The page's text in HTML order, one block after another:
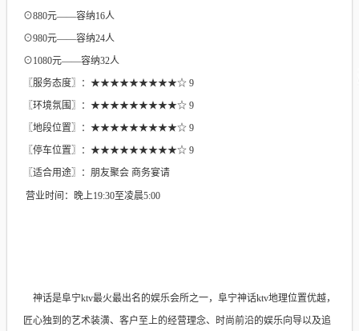
⊙880元——容纳16人
⊙980元——容纳24人
⊙1080元——容纳32人
〖服务态度〗：★★★★★★★★★☆ 9
〖环境氛围〗：★★★★★★★★★☆ 9
〖地段位置〗：★★★★★★★★★☆ 9
〖停车位置〗：★★★★★★★★★☆ 9
〖适合用途〗：朋友聚会 商务宴请
营业时间：晚上19:30至凌晨5:00
神话是阜宁ktv最火最出名的娱乐会所之一，阜宁神话ktv地理位置优越，
匠心独到的艺术装潢、客户至上的经营理念、时尚前沿的娱乐向导以及追